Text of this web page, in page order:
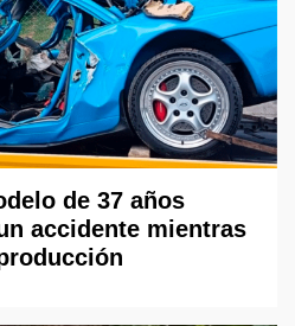
de 37 años
accidente mientras